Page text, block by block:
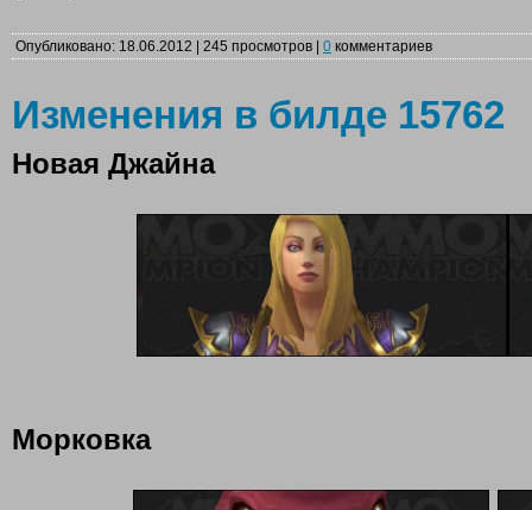
Опубликовано: 18.06.2012 | 245 просмотров | 0 комментариев
Изменения в билде 15762
Новая Джайна
Морковка